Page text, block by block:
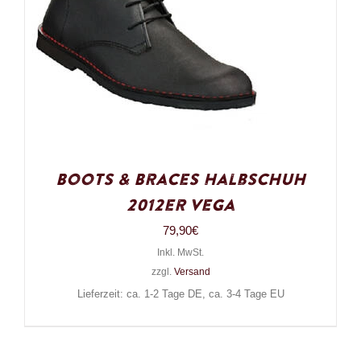
Boots & Braces Halbschuh
2012er Vega
79,90€
Inkl. MwSt.
zzgl. Versand
Lieferzeit: ca. 1-2 Tage DE, ca. 3-4 Tage EU